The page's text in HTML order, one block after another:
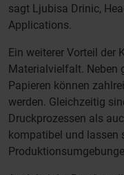
sagt Ljubisa Drinic,
Applications.
Ein weiterer Vorteil der
Materialvielfalt. Neben
Papieren können
werden. Gleichzeitig
Druckprozessen als
kompatibel und lassen